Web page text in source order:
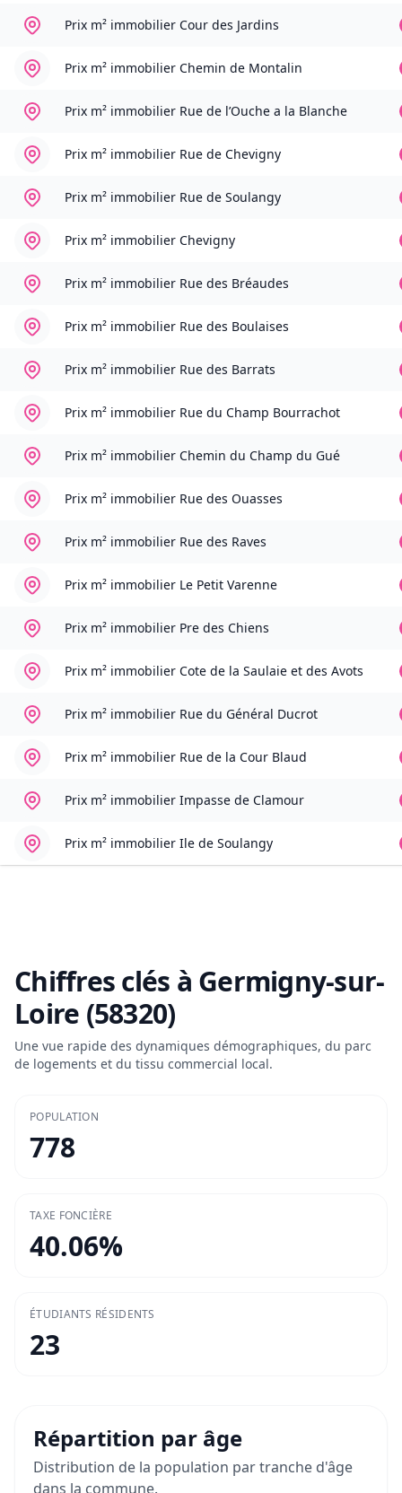
Prix m² immobilier Cour des Jardins
Prix m² immobilier Chemin de Montalin
Prix m² immobilier Rue de l’Ouche a la Blanche
Prix m² immobilier Rue de Chevigny
Prix m² immobilier Rue de Soulangy
Prix m² immobilier Chevigny
Prix m² immobilier Rue des Bréaudes
Prix m² immobilier Rue des Boulaises
Prix m² immobilier Rue des Barrats
Prix m² immobilier Rue du Champ Bourrachot
Prix m² immobilier Chemin du Champ du Gué
Prix m² immobilier Rue des Ouasses
Prix m² immobilier Rue des Raves
Prix m² immobilier Le Petit Varenne
Prix m² immobilier Pre des Chiens
Prix m² immobilier Cote de la Saulaie et des Avots
Prix m² immobilier Rue du Général Ducrot
Prix m² immobilier Rue de la Cour Blaud
Prix m² immobilier Impasse de Clamour
Prix m² immobilier Ile de Soulangy
Chiffres clés à Germigny-sur-
Loire (58320)
Une vue rapide des dynamiques démographiques, du parc
de logements et du tissu commercial local.
POPULATION
778
TAXE FONCIÈRE
40.06%
ÉTUDIANTS RÉSIDENTS
23
Répartition par âge
Distribution de la population par tranche d'âge
dans la commune.